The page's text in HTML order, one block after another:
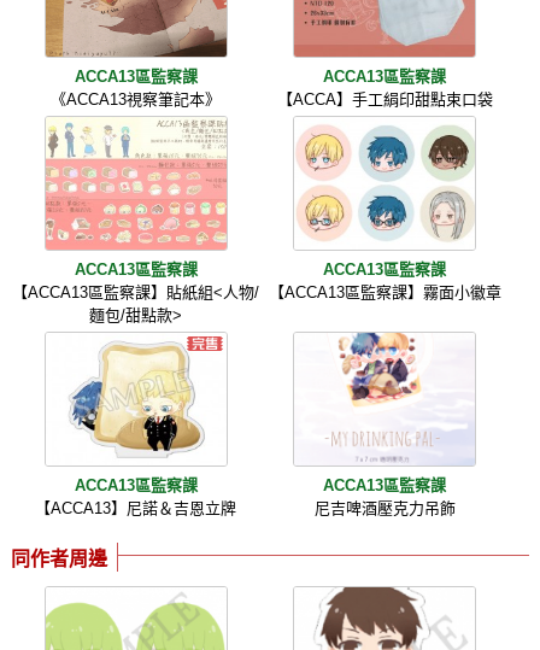
ACCA13區監察課
《ACCA13視察筆記本》
ACCA13區監察課
【ACCA】手工絹印甜點束口袋
ACCA13區監察課
【ACCA13區監察課】貼紙組<人物/
麵包/甜點款>
ACCA13區監察課
【ACCA13區監察課】霧面小徽章
ACCA13區監察課
【ACCA13】尼諾＆吉恩立牌
ACCA13區監察課
尼吉啤酒壓克力吊飾
同作者周邊